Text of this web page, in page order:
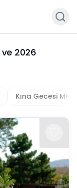
ve 2026
Kına Gecesi